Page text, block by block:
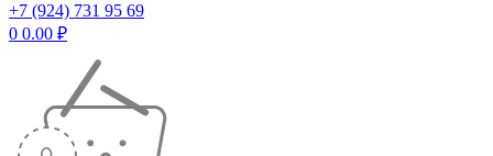
+7 (924) 731 95 69
0 0.00 ₽